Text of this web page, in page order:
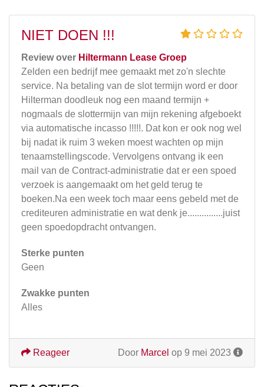
NIET DOEN !!!
Review over Hiltermann Lease Groep
Zelden een bedrijf mee gemaakt met zo'n slechte
service. Na betaling van de slot termijn word er door
Hilterman doodleuk nog een maand termijn +
nogmaals de slottermijn van mijn rekening afgeboekt
via automatische incasso !!!!!. Dat kon er ook nog wel
bij nadat ik ruim 3 weken moest wachten op mijn
tenaamstellingscode. Vervolgens ontvang ik een
mail van de Contract-administratie dat er een spoed
verzoek is aangemaakt om het geld terug te
boeken.Na een week toch maar eens gebeld met de
crediteuren administratie en wat denk je...............juist
geen spoedopdracht ontvangen.
Sterke punten
Geen
Zwakke punten
Alles
Door Marcel op 9 mei 2023
Reageer